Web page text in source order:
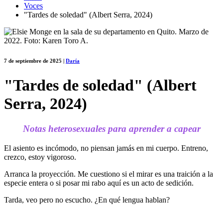
Voces
"Tardes de soledad" (Albert Serra, 2024)
7 de septiembre de 2025 | Daría
"Tardes de soledad" (Albert
Serra, 2024)
Notas heterosexuales para aprender a capear
El asiento es incómodo, no piensan jamás en mi cuerpo. Entreno,
crezco, estoy vigoroso.
Arranca la proyección. Me cuestiono si el mirar es una traición a la
especie entera o si posar mi rabo aquí es un acto de sedición.
Tarda, veo pero no escucho. ¿En qué lengua hablan?